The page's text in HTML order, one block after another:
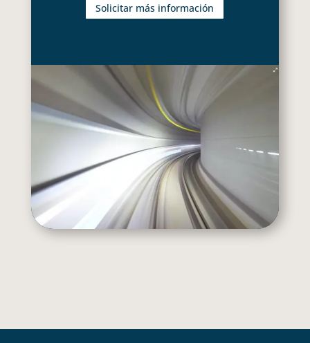
Solicitar más información